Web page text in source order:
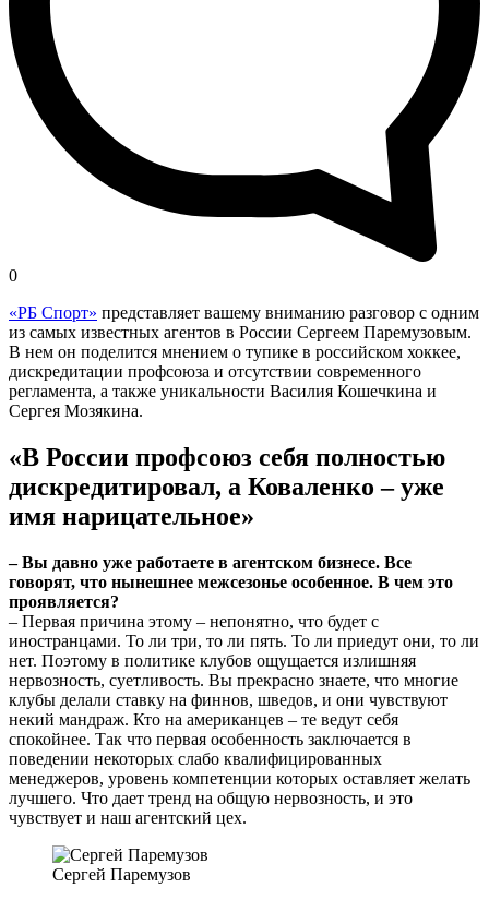
0
«РБ Спорт» представляет вашему вниманию разговор с одним
из самых известных агентов в России Сергеем Паремузовым.
В нем он поделится мнением о тупике в российском хоккее,
дискредитации профсоюза и отсутствии современного
регламента, а также уникальности Василия Кошечкина и
Сергея Мозякина.
«В России профсоюз себя полностью
дискредитировал, а Коваленко – уже
имя нарицательное»
– Вы давно уже работаете в агентском бизнесе. Все
говорят, что нынешнее межсезонье особенное. В чем это
проявляется?
– Первая причина этому – непонятно, что будет с
иностранцами. То ли три, то ли пять. То ли приедут они, то ли
нет. Поэтому в политике клубов ощущается излишняя
нервозность, суетливость. Вы прекрасно знаете, что многие
клубы делали ставку на финнов, шведов, и они чувствуют
некий мандраж. Кто на американцев – те ведут себя
спокойнее. Так что первая особенность заключается в
поведении некоторых слабо квалифицированных
менеджеров, уровень компетенции которых оставляет желать
лучшего. Что дает тренд на общую нервозность, и это
чувствует и наш агентский цех.
Сергей Паремузов